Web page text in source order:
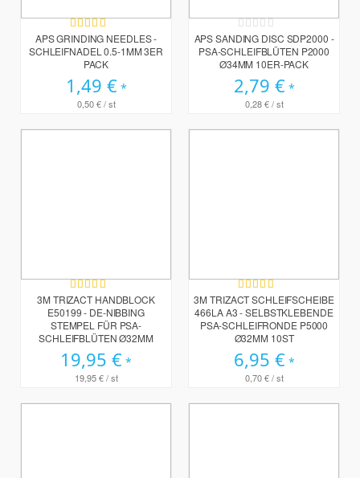
Bewertung:
100%
APS GRINDING NEEDLES -
SCHLEIFNADEL 0.5-1MM 3ER
PACK
1,49 €
0,50 €/ st
Rating:
0%
APS SANDING DISC SDP2000 -
PSA-SCHLEIFBLÜTEN P2000
Ø34MM 10ER-PACK
2,79 €
0,28 €/ st
Bewertung:
80%
3M TRIZACT HANDBLOCK
E50199 - DE-NIBBING
STEMPEL FÜR PSA-
SCHLEIFBLÜTEN Ø32MM
19,95 €
19,95 €/ st
Bewertung:
100%
3M TRIZACT SCHLEIFSCHEIBE
466LA A3 - SELBSTKLEBENDE
PSA-SCHLEIFRONDE P5000
Ø32MM 10ST
6,95 €
0,70 €/ st